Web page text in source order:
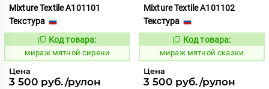
Mixture Textile A101101
Текстура
992214
Код товара:
мираж мятной сирени
Цена
3 500 руб./рулон
Mixture Textile A101102
Текстура
992215
Код товара:
мираж мятной сказки
Цена
3 500 руб./рулон